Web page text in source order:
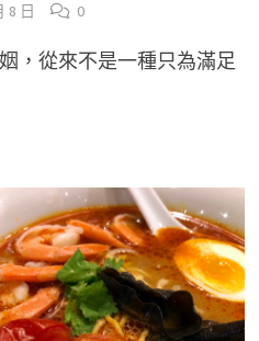
8 日 0
，從來不是一種只為滿足